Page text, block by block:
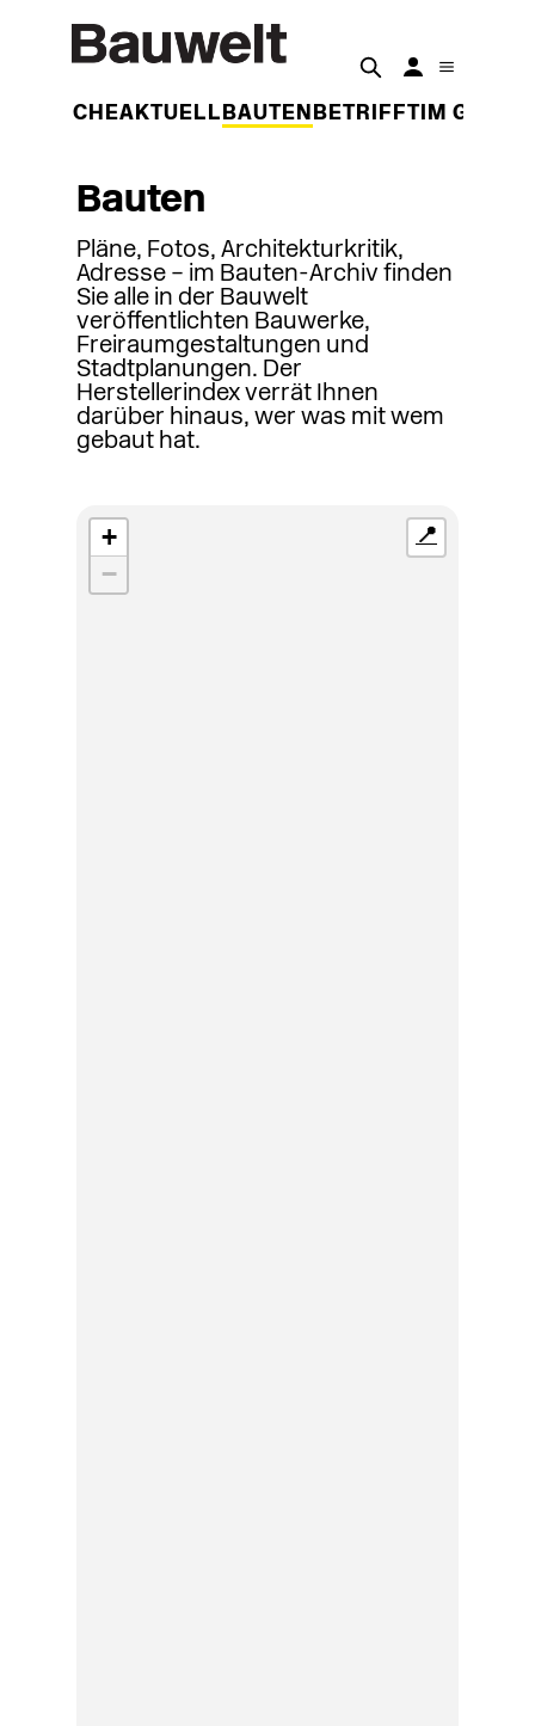
WOCHEAKTUELL BAUTEN BETRIFFT IM
Bauten
Pläne, Fotos, Architekturkritik,
Adresse – im Bauten-Archiv finden
Sie alle in der Bauwelt
veröffentlichten Bauwerke,
Freiraumgestaltungen und
Stadtplanungen. Der
Herstellerindex verrät Ihnen
darüber hinaus, wer was mit wem
gebaut hat.
+
−
📍